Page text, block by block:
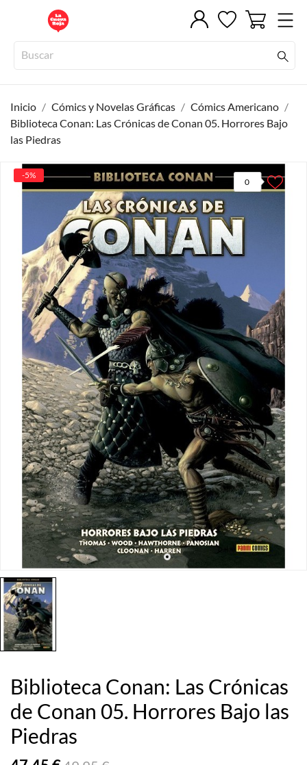
Inicio Cómics y Novelas Gráficas
Cómics Americano
Biblioteca Conan: Las Crónicas de Conan 05. Horrores Bajo
las Piedras
0
-5%
Biblioteca Conan: Las Crónicas
de Conan 05. Horrores Bajo las
Piedras